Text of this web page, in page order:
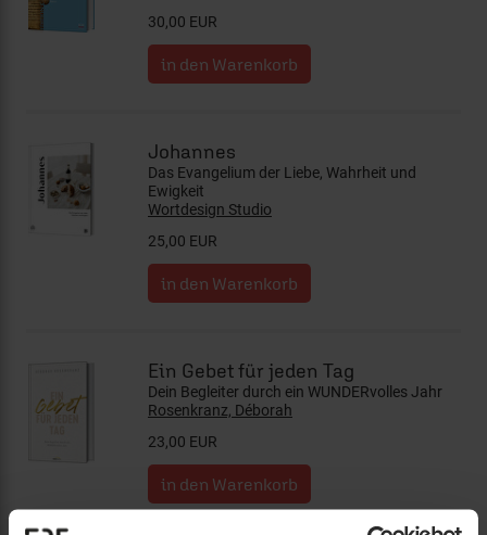
30,00 EUR
Johannes
Das Evangelium der Liebe, Wahrheit und
Ewigkeit
Wortdesign Studio
25,00 EUR
Ein Gebet für jeden Tag
Dein Begleiter durch ein WUNDERvolles Jahr
Rosenkranz, Déborah
23,00 EUR